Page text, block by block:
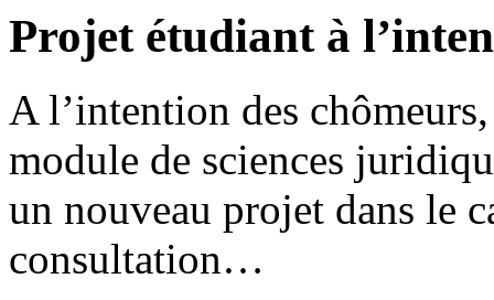
Projet étudiant à
A l’intention des
module de sciences
un nouveau projet dans le
consultation…